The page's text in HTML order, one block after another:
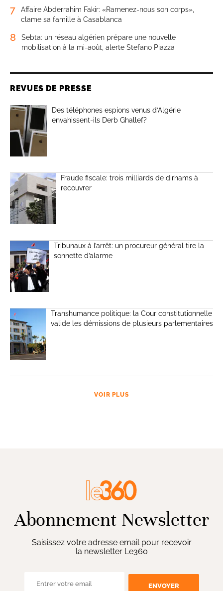
7
Affaire Abderrahim Fakir: «Ramenez-nous son corps»,
clame sa famille à Casablanca
8
Sebta: un réseau algérien prépare une nouvelle
mobilisation à la mi-août, alerte Stefano Piazza
REVUES DE PRESSE
Des téléphones espions venus d’Algérie
envahissent-ils Derb Ghallef?
Fraude fiscale: trois milliards de dirhams à
recouvrer
Tribunaux à l’arrêt: un procureur général tire la
sonnette d’alarme
Transhumance politique: la Cour constitutionnelle
valide les démissions de plusieurs parlementaires
VOIR PLUS
Abonnement Newsletter
Saisissez votre adresse email pour recevoir
la newsletter Le360
ENVOYER